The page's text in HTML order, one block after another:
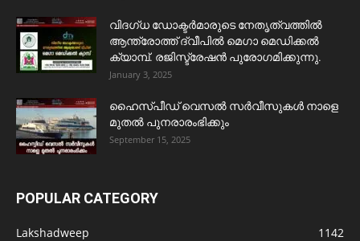
വിദഗ്ധ ഡോക്ടർമാരുടെ നേതൃത്വത്തിൽ
ആന്ത്രോത്ത് ദ്വീപിൽ മെഗാ മെഡിക്കൽ
ക്യാമ്പ്. രജിസ്ട്രേഷൻ പുരോഗമിക്കുന്നു.
January 3, 2025
ഹൈസ്പീഡ് വെസൽ സർവീസുകൾ നാളെ
മുതൽ പുനരാരംഭിക്കും
September 15, 2025
POPULAR CATEGORY
Lakshadweep
1142